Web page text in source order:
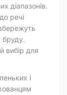
діапазонів.
речі
бруду.
вибір для
і